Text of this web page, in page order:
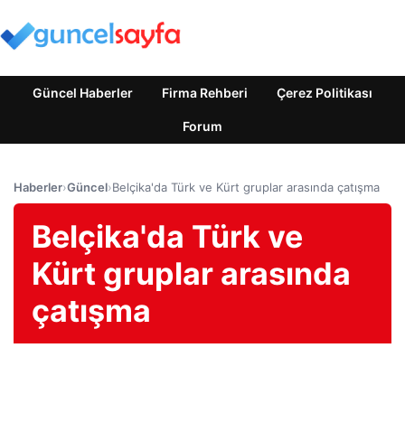
Güncel Haberler Firma Rehberi Çerez Politikası
Forum
Haberler›Güncel›Belçika'da Türk ve Kürt gruplar arasında çatışma
Belçika'da Türk ve
Kürt gruplar arasında
çatışma